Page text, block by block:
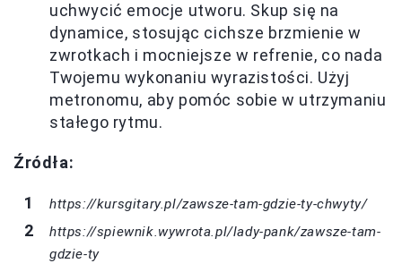
uchwycić emocje utworu. Skup się na
dynamice, stosując cichsze brzmienie w
zwrotkach i mocniejsze w refrenie, co nada
Twojemu wykonaniu wyrazistości. Użyj
metronomu, aby pomóc sobie w utrzymaniu
stałego rytmu.
Źródła:
https://kursgitary.pl/zawsze-tam-gdzie-ty-chwyty/
https://spiewnik.wywrota.pl/lady-pank/zawsze-tam-
gdzie-ty